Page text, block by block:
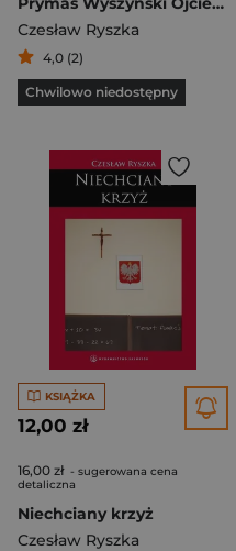
Czesław Ryszka
4,0 (2)
Chwilowo niedostępny
KSIĄŻKA
12,00 zł
16,00 zł - sugerowana cena
detaliczna
Niechciany krzyż
Czesław Ryszka